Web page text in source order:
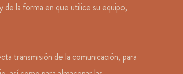
la forma en que utilice su equipo,
transmisión de la comunicación, para